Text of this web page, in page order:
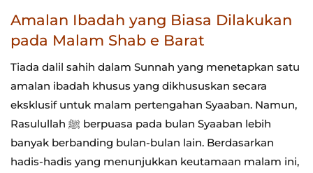
Amalan Ibadah yang Biasa Dilakukan
pada Malam Shab e Barat
Tiada dalil sahih dalam Sunnah yang menetapkan satu
amalan ibadah khusus yang dikhususkan secara
eksklusif untuk malam pertengahan Syaaban. Namun,
Rasulullah ﷺ berpuasa pada bulan Syaaban lebih
banyak berbanding bulan-bulan lain. Berdasarkan
hadis-hadis yang menunjukkan keutamaan malam ini,